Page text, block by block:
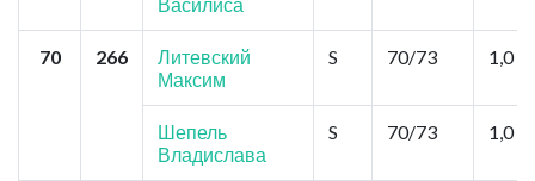
70 266
Литевский
Максим
S 70/73 1,0
Шепель
Владислава
S 70/73 1,0